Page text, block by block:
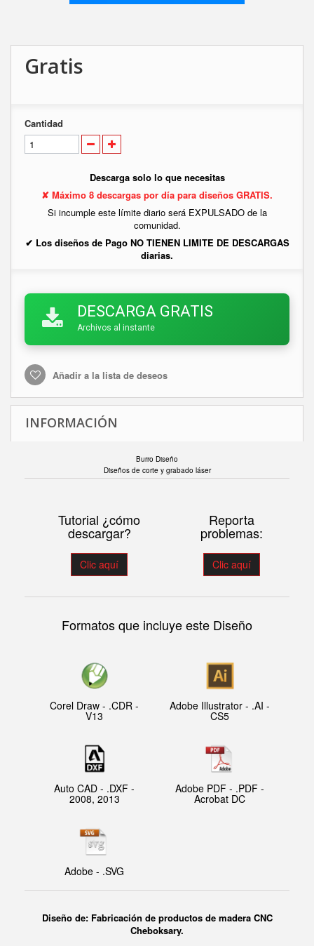
Gratis
Cantidad
Descarga solo lo que necesitas
✘ Máximo 8 descargas por día para diseños GRATIS.
Si incumple este límite diario será EXPULSADO de la
comunidad.
✔ Los diseños de Pago NO TIENEN LIMITE DE DESCARGAS
diarias.
DESCARGA GRATIS
Archivos al instante
Añadir a la lista de deseos
INFORMACIÓN
Burro Diseño
Diseños de corte y grabado láser
Tutorial ¿cómo
descargar?
Clic aquí
Reporta
problemas:
Clic aquí
Formatos que incluye este Diseño
Corel Draw - .CDR -
V13
Adobe Illustrator - .AI -
CS5
Auto CAD - .DXF -
2008, 2013
Adobe PDF - .PDF -
Acrobat DC
Adobe - .SVG
Diseño de: Fabricación de productos de madera CNC
Cheboksary.